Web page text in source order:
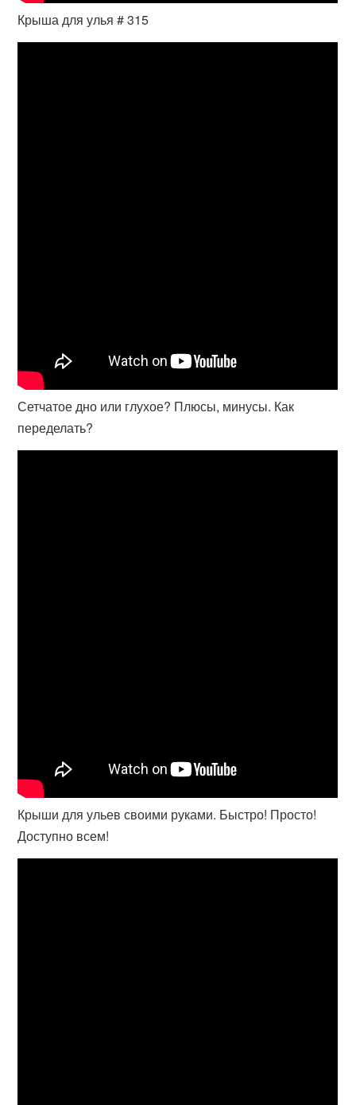
Крыша для улья # 315
Сетчатое дно или глухое? Плюсы, минусы. Как
переделать?
Крыши для ульев своими руками. Быстро! Просто!
Доступно всем!